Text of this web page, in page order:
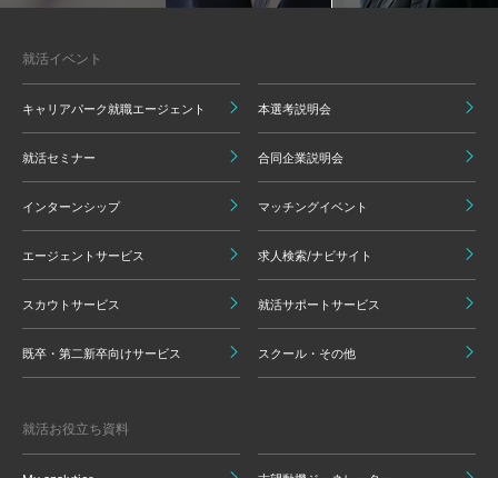
就活イベント
キャリアパーク就職エージェント 本選考説明会
就活セミナー 合同企業説明会
インターンシップ マッチングイベント
エージェントサービス 求人検索/ナビサイト
スカウトサービス 就活サポートサービス
既卒・第二新卒向けサービス スクール・その他
就活お役立ち資料